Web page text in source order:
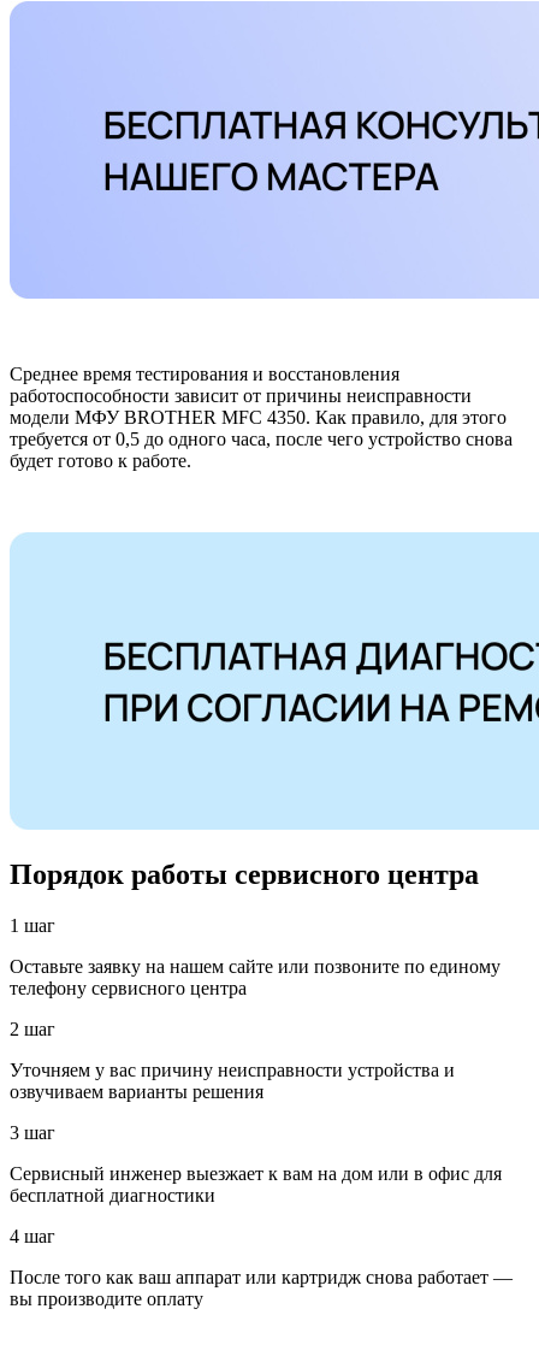
Среднее время тестирования и восстановления
работоспособности зависит от причины неисправности
модели МФУ BROTHER MFC 4350. Как правило, для этого
требуется от 0,5 до одного часа, после чего устройство снова
будет готово к работе.
Порядок работы сервисного центра
1 шаг
Оставьте заявку на нашем сайте или позвоните по единому
телефону сервисного центра
2 шаг
Уточняем у вас причину неисправности устройства и
озвучиваем варианты решения
3 шаг
Сервисный инженер выезжает к вам на дом или в офис для
бесплатной диагностики
4 шаг
После того как ваш аппарат или картридж снова работает —
вы производите оплату